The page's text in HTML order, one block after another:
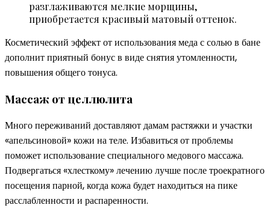
разглаживаются мелкие морщины,
приобретается красивый матовый оттенок.
Косметический эффект от использования меда с солью в бане
дополнит приятный бонус в виде снятия утомленности,
повышения общего тонуса.
Массаж от целлюлита
Много переживаний доставляют дамам растяжки и участки
«апельсиновой» кожи на теле. Избавиться от проблемы
поможет использование специального медового массажа.
Подвергаться «хлесткому» лечению лучше после троекратного
посещения парной, когда кожа будет находиться на пике
расслабленности и распаренности.